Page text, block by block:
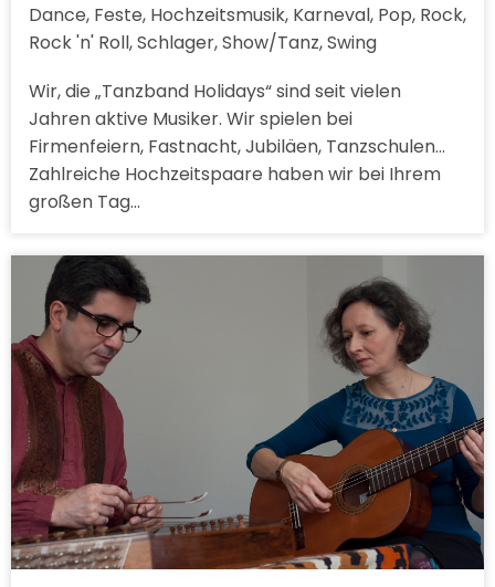
Dance, Feste, Hochzeitsmusik, Karneval, Pop, Rock,
Rock 'n' Roll, Schlager, Show/Tanz, Swing
Wir, die „Tanzband Holidays“ sind seit vielen
Jahren aktive Musiker. Wir spielen bei
Firmenfeiern, Fastnacht, Jubiläen, Tanzschulen…
Zahlreiche Hochzeitspaare haben wir bei Ihrem
großen Tag…